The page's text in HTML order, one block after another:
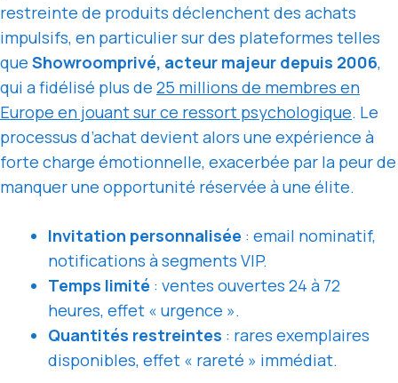
restreinte de produits déclenchent des achats
impulsifs, en particulier sur des plateformes telles
que Showroomprivé, acteur majeur depuis 2006,
qui a fidélisé plus de 25 millions de membres en
Europe en jouant sur ce ressort psychologique. Le
processus d’achat devient alors une expérience à
forte charge émotionnelle, exacerbée par la peur de
manquer une opportunité réservée à une élite.
Invitation personnalisée : email nominatif,
notifications à segments VIP.
Temps limité : ventes ouvertes 24 à 72
heures, effet « urgence ».
Quantités restreintes : rares exemplaires
disponibles, effet « rareté » immédiat.